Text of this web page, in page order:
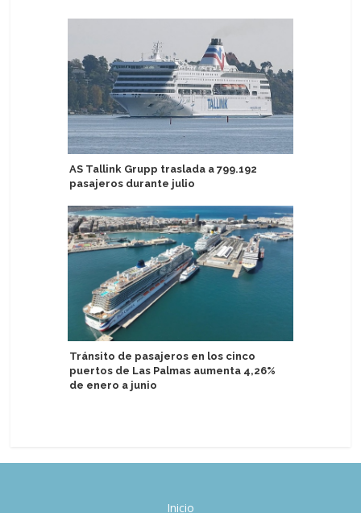
AS Tallink Grupp traslada a 799.192
pasajeros durante julio
Tránsito de pasajeros en los cinco
puertos de Las Palmas aumenta 4,26%
de enero a junio
Inicio